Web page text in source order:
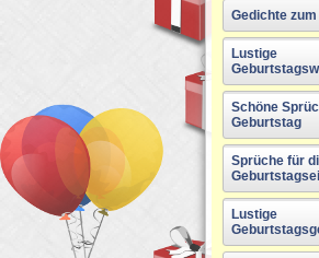
Gedichte
Lustige
Schöne
Geburtstag
Sprüche für
Lustige